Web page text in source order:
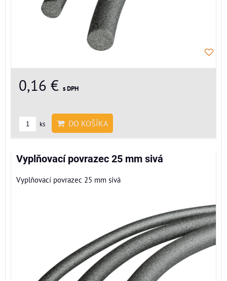
0,16 € s DPH
ks DO KOŠÍKA
Vyplňovací povrazec 25 mm sivá
Vyplňovací povrazec 25 mm sivá